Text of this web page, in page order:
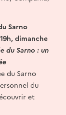
Sarno
dimanche
du Sarno : un
du Sarno
du
et